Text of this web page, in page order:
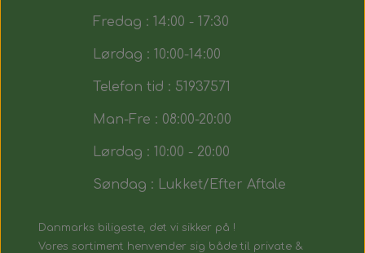
Fredag : 14:00 - 17:30
Lørdag : 10:00-14:00
Telefon tid : 51937571
Man-Fre : 08:00-20:00
Lørdag : 10:00 - 20:00
Søndag : Lukket/Efter Aftale
Danmarks biligeste, det vi sikker på !
Vores sortiment henvender sig både til private &